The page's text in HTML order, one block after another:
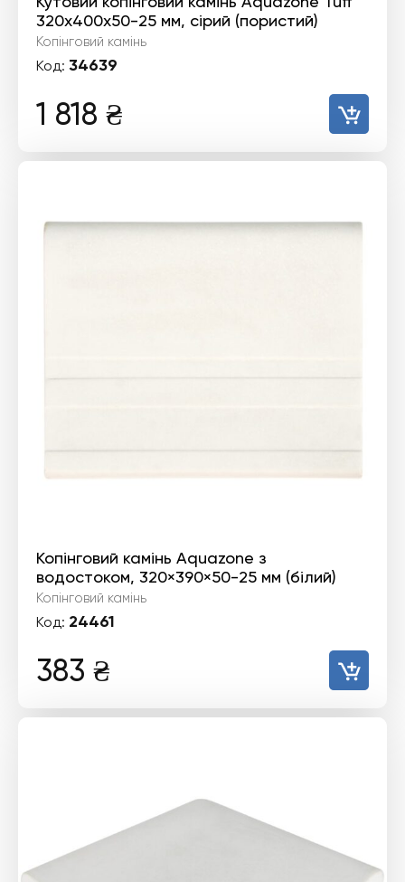
320x400x50-25 мм, сірий (пористий)
Копінговий камінь
Код: 34639
1 818 ₴
Копінговий камінь Aquazone з
водостоком, 320×390×50-25 мм (білий)
Копінговий камінь
Код: 24461
383 ₴